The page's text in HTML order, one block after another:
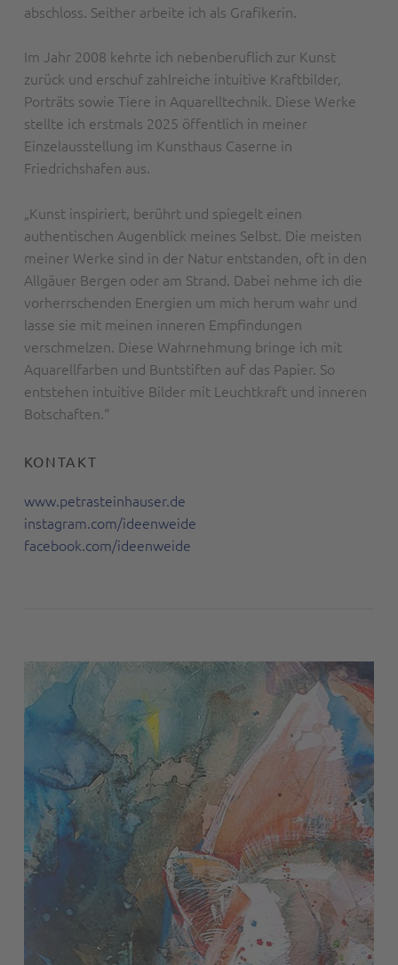
abschloss. Seither arbeite ich als Grafikerin.
Im Jahr 2008 kehrte ich nebenberuflich zur Kunst
zurück und erschuf zahlreiche intuitive Kraftbilder,
Porträts sowie Tiere in Aquarelltechnik. Diese Werke
stellte ich erstmals 2025 öffentlich in meiner
Einzelausstellung im Kunsthaus Caserne in
Friedrichshafen aus.
„Kunst inspiriert, berührt und spiegelt einen
authentischen Augenblick meines Selbst. Die meisten
meiner Werke sind in der Natur entstanden, oft in den
Allgäuer Bergen oder am Strand. Dabei nehme ich die
vorherrschenden Energien um mich herum wahr und
lasse sie mit meinen inneren Empfindungen
verschmelzen. Diese Wahrnehmung bringe ich mit
Aquarellfarben und Buntstiften auf das Papier. So
entstehen intuitive Bilder mit Leuchtkraft und inneren
Botschaften.“
KONTAKT
www.petrasteinhauser.de
instagram.com/ideenweide
facebook.com/ideenweide